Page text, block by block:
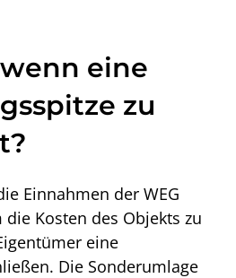
eine
zu
Einnahmen der WEG
Kosten des Objekts zu
eine
Die Sonderumlage